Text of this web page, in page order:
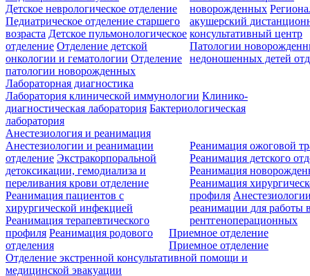
новорожденных
акушерский
консультативный центр
Патологии
недоношенных детей
Детское неврологическое отделение
Педиатрическое отделение старшего
возраста Детское пульмонологическое
отделение Отделение детской
онкологии и гематологии Отделение
патологии новорожденных
Лабораторная диагностика
Лаборатория клинической иммунологии Клинико-
диагностическая лаборатория Бактериологическая
лаборатория
Анестезиология и реанимация
Анестезиологии и реанимации
отделение Экстракорпоральной
детоксикации, гемодиализа и
переливания крови отделение
Реанимация пациентов с
хирургической инфекцией
Реанимация терапевтического
профиля Реанимация родового
отделения
Реанимация ожоговой
Реанимация детского
Реанимация
Реанимация
профиля
реанимации для работы
рентгеноперационных
Приемное отделение
Приемное отделение
Отделение экстренной консультативной помощи и
медицинской эвакуации